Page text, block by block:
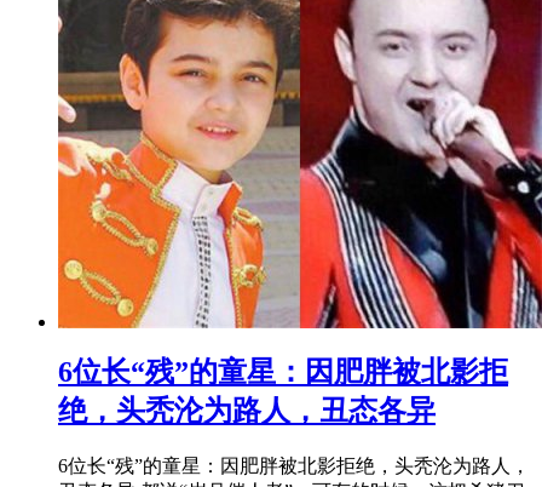
​6位长“残”的童星：因肥胖被北影拒
绝，头秃沦为路人，丑态各异
6位长“残”的童星：因肥胖被北影拒绝，头秃沦为路人，